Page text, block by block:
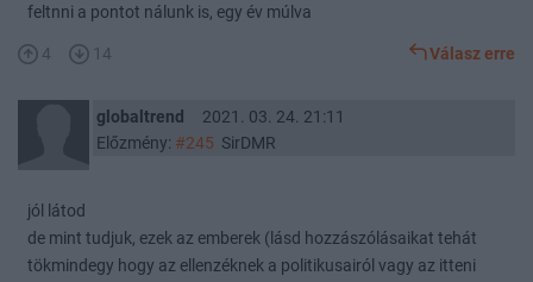
feltnni a pontot nálunk is, egy év múlva
4 14 Válasz erre
globaltrend
2021. 03. 24. 21:11
Előzmény: #245 SirDMR
jól látod
de mint tudjuk, ezek az emberek (lásd hozzászólásaikat tehát
tökmindegy hogy az ellenzéknek a politikusairól vagy az itteni